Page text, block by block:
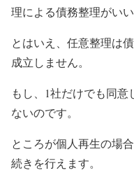
理による債務整理がいい
とはいえ、任意整理は
成立しません。
もし、1社だけでも同
ないのです。
ところが個人再生の場
続きを行えます。